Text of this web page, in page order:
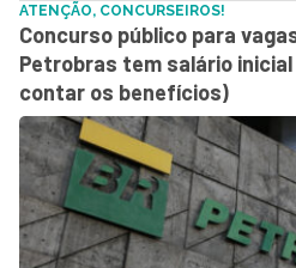
ATENÇÃO, CONCURSEIROS!
Concurso público para
Petrobras tem salário inicial
contar os benefícios)